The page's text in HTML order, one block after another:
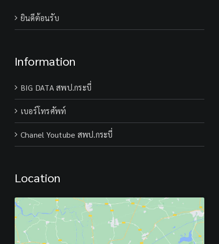
ยินดีต้อนรับ
Information
BIG DATA สพป.กระบี่
เบอร์โทรศัพท์
Chanel Youtube สพป.กระบี่
Location